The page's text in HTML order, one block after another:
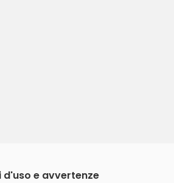
d'uso e avvertenze